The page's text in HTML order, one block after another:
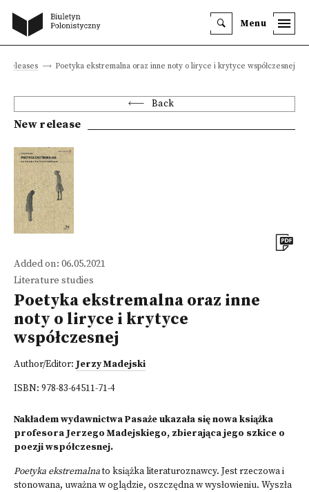
Menu
releases Poetyka ekstremalna oraz inne noty o liryce i krytyce współczesnej
Back
New release
Added on: 06.05.2021
Literature studies
Poetyka ekstremalna oraz inne
noty o liryce i krytyce
współczesnej
Author/Editor: Jerzy Madejski
ISBN: 978-83-64511-71-4
Nakładem wydawnictwa Pasaże ukazała się nowa książka
profesora Jerzego Madejskiego, zbierająca jego szkice o
poezji współczesnej.
Poetyka ekstremalnato książka literaturoznawcy. Jest rzeczowa i
stonowana, uważna w oglądzie, oszczędna w wysłowieniu. Wyszła